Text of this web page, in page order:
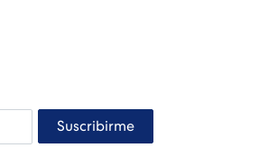
Suscribirme